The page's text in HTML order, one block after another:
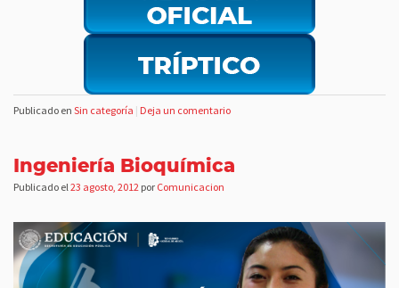
Publicado en Sin categoría | Deja un comentario
Ingeniería Bioquímica
Publicado el23 agosto, 2012 por Comunicacion